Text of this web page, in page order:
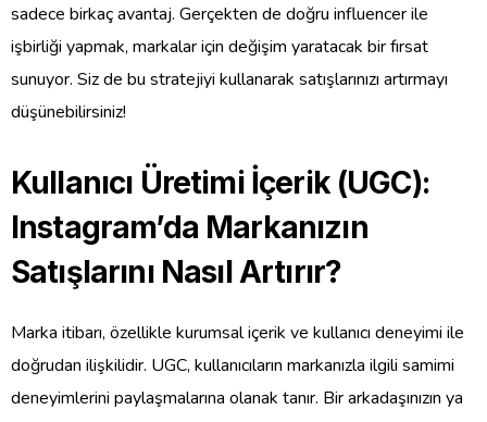
sadece birkaç avantaj. Gerçekten de doğru influencer ile
işbirliği yapmak, markalar için değişim yaratacak bir fırsat
sunuyor. Siz de bu stratejiyi kullanarak satışlarınızı artırmayı
düşünebilirsiniz!
Kullanıcı Üretimi İçerik (UGC):
Instagram’da Markanızın
Satışlarını Nasıl Artırır?
Marka itibarı, özellikle kurumsal içerik ve kullanıcı deneyimi ile
doğrudan ilişkilidir. UGC, kullanıcıların markanızla ilgili samimi
deneyimlerini paylaşmalarına olanak tanır. Bir arkadaşınızın ya